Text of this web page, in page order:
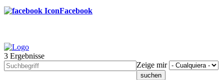
Facebook
Footer
menu
3 Ergebnisse
Zeige mir